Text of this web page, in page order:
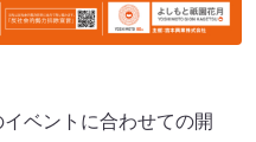
ベントに合わせての開